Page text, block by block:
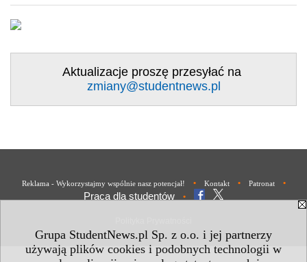
Grupa StudentNews.pl Sp. z o.o. i jej partnerzy
używają plików cookies i podobnych technologii w
Aktualizacje proszę przesyłać na
zmiany@studentnews.pl
Reklama - Wykorzystajmy wspólnie nasz potencjał! • Kontakt • Patronat •
Praca dla studentów •